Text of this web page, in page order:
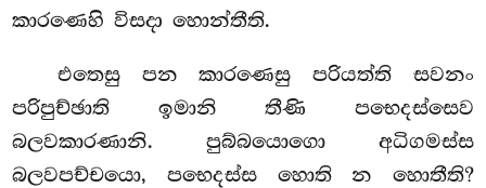
කාරණෙහි විසදා හොන්තීති.
එතෙසු පන කාරණෙසු පරියත්ති සවනං
පරිපුච්ඡාති ඉමානි තීණි පභෙදස්සෙව
බලවකාරණානි. පුබ්බයොගො අධිගමස්ස
බලවපච්චයො, පභෙදස්ස හොති න හොතීති?